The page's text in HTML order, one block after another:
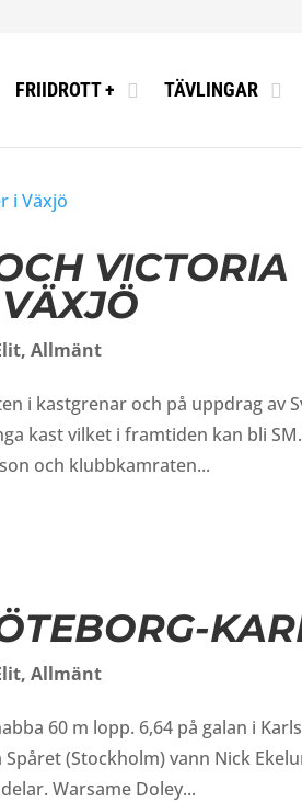
FRIIDROTT + TÄVLINGAR
VICTORIA
,Allmänt
i kastgrenar och på uppdrag av
kast vilket i framtiden kan bli
och klubbkamraten...
,Allmänt
60 m lopp. 6,64 på galan i
(Stockholm) vann Nick
Warsame Doley...